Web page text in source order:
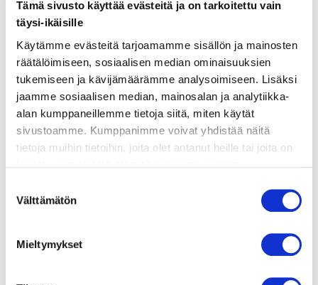
Tämä sivusto käyttää evästeitä ja on tarkoitettu vain
täysi-ikäisille
Käytämme evästeitä tarjoamamme sisällön ja mainosten
räätälöimiseen, sosiaalisen median ominaisuuksien
tukemiseen ja kävijämäärämme analysoimiseen. Lisäksi
jaamme sosiaalisen median, mainosalan ja analytiikka-
alan kumppaneillemme tietoja siitä, miten käytät
sivustoamme. Kumppanimme voivat yhdistää näitä
tietoja muihin tietoihin, joita olet antanut heille tai joita on
tai vanhempi. Vahvista ikäsi käyttääksesi sivustoa.
valinta
Välttämätön
Mieltymykset
ainekset
valmistusohje
lisätietoja
600 g ruodotonta lohifileetä
kourallinen kuusenkerkkää (tai suolaheinää,
1 rkl öljyä